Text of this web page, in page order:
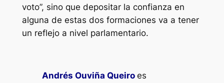
voto”, sino que depositar la confianza en
alguna de estas dos formaciones va a tener
un reflejo a nivel parlamentario.
Andrés Ouviña Queiro es